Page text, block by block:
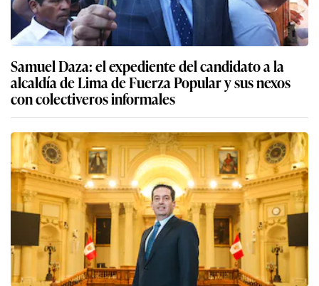
Samuel Daza: el expediente del candidato a la
alcaldía de Lima de Fuerza Popular y sus nexos
con colectiveros informales